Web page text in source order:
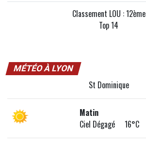
Classement LOU : 12ème
Top 14
MÉTÉO À LYON
St Dominique
Matin
Ciel Dégagé 16°C